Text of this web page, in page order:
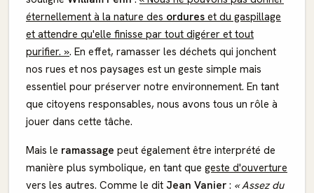
éternellement à la nature des ordures et du gaspillage
et attendre qu'elle finisse par tout digérer et tout
purifier. ». En effet, ramasser les déchets qui jonchent
nos rues et nos paysages est un geste simple mais
essentiel pour préserver notre environnement. En tant
que citoyens responsables, nous avons tous un rôle à
jouer dans cette tâche.
Mais le ramassage peut également être interprété de
manière plus symbolique, en tant que geste d'ouverture
vers les autres. Comme le dit Jean Vanier : « Assez du